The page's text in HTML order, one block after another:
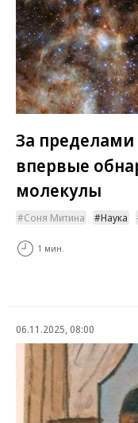
За
впервые
молекулы
Соня Митина Наука
1 мин.
06.11.2025, 08:00